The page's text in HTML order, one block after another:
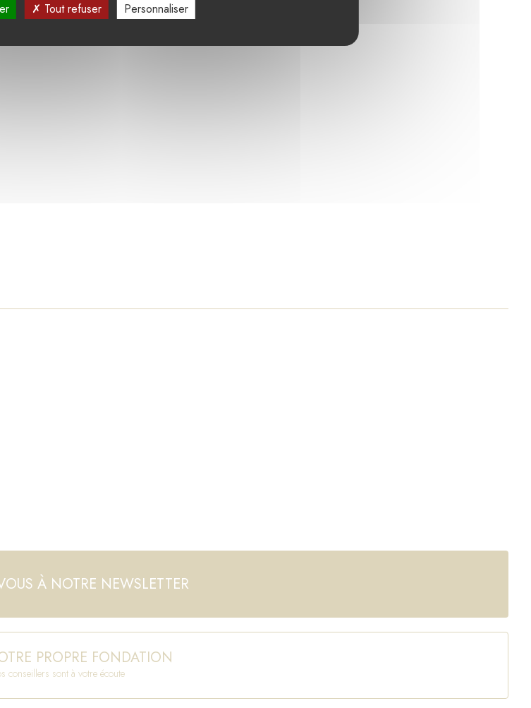
À NOTRE NEWSLETTER
PROPRE FONDATION
conseillers sont à votre écoute
Tout refuser Personnaliser